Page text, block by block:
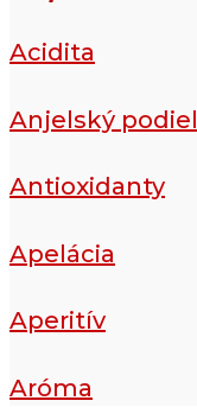
Acidita
Anjelský podiel
Antioxidanty
Apelácia
Aperitív
Aróma